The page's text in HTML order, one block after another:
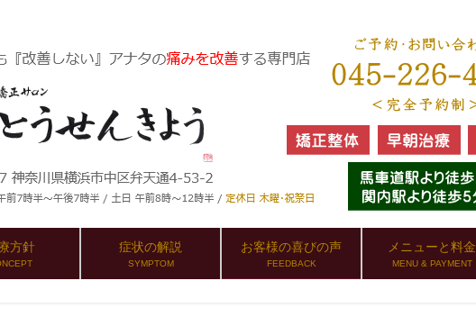
方針 症状の解説
SYMPTOM
お客様の喜びの声
FEEDBACK
メニューと料金
MENU & PAYMENT